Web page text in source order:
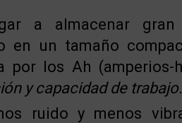
a almacenar
en un tamaño
por los Ah (amperios-
y capacidad de trabajo.
ruido y menos